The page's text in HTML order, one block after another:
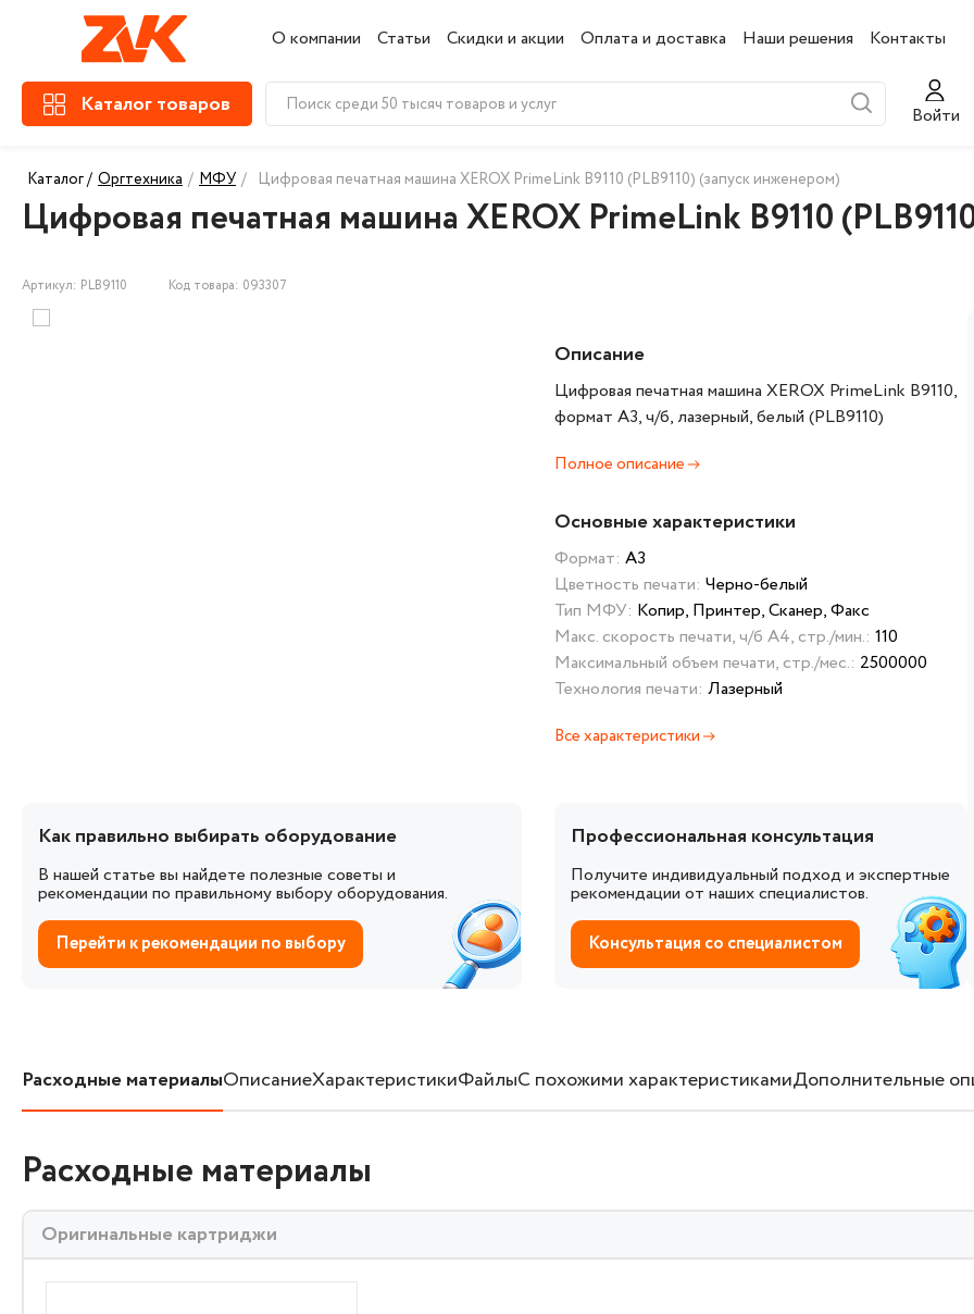
О компании Статьи Скидки и акции Оплата и доставка Наши решения Контакты
Каталог товаров Войти
Каталог / Оргтехника / МФУ / Цифровая печатная машина XEROX PrimeLink B9110 (PLB9110) (запуск инженером)
Цифровая печатная машина XEROX PrimeLink B9110
Артикул: PLB9110 Код товара: 093307
Описание
Цифровая печатная машина XEROX PrimeLink B9110,
формат А3, ч/б, лазерный, белый (PLB9110)
Полное описание
Основные характеристики
Формат: А3
Цветность печати: Черно-белый
Тип МФУ: Копир, Принтер, Сканер, Факс
Макс. скорость печати, ч/б А4, стр./мин.: 110
Максимальный объем печати, стр./мес.: 2500000
Технология печати: Лазерный
Все характеристики
Профессиональная консультация
Получите индивидуальный подход и экспертные
рекомендации от наших специалистов.
Консультация со специалистом
Как правильно выбирать оборудование
В нашей статье вы найдете полезные советы и
рекомендации по правильному выбору оборудования.
Перейти к рекомендации по выбору
Расходные материалыОписаниеХарактеристикиФайлыС похожими характеристикамиДополнительные
Расходные материалы
Оригинальные картриджи